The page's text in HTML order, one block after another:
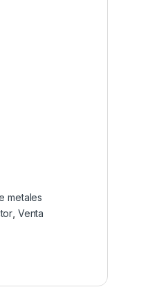
metales
Venta